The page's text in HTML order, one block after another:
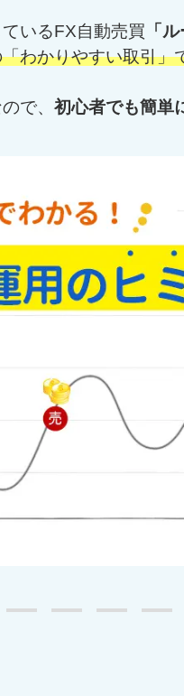
いるFX自動売買 「
わかりやすい取引」
で、 初心者でも簡単